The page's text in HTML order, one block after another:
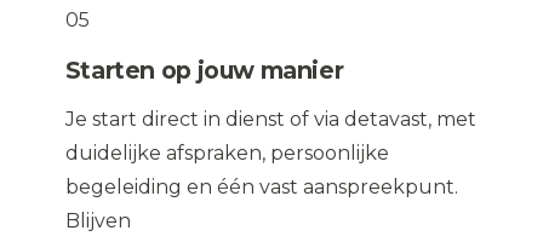
05
Starten op jouw manier
Je start direct in dienst of via detavast, met
duidelijke afspraken, persoonlijke
begeleiding en één vast aanspreekpunt.
Blijven